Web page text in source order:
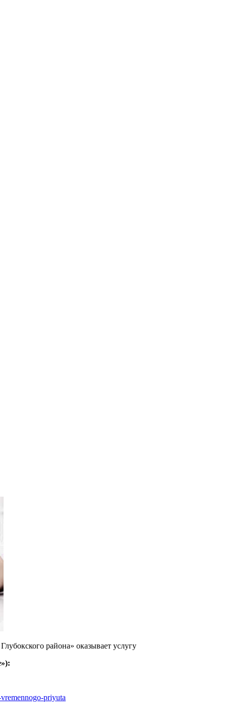
района» оказывает услугу
priyuta